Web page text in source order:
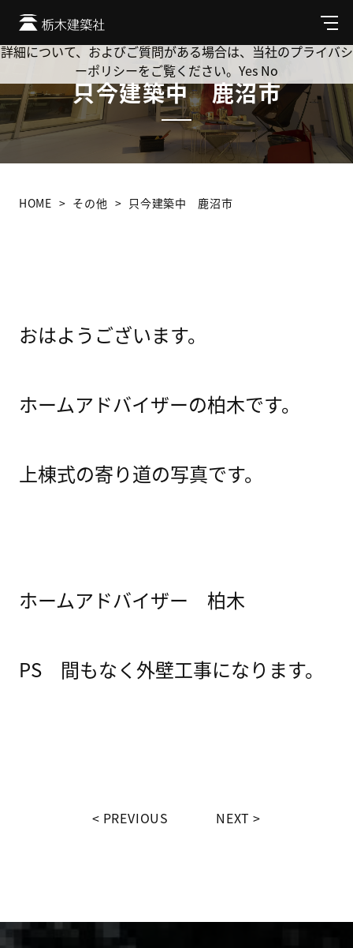
メ
ニ
ュ
只今建築中 鹿沼市
HOME その他 只今建築中 鹿沼市
おはようございます。
ホームアドバイザーの柏木です。
上棟式の寄り道の写真です。
ホームアドバイザー 柏木
PS 間もなく外壁工事になります。
PREVIOUS NEXT
Cookie を使用して、お客様の活動を追跡してもよろしいです
か? 当社ではお客様のプライバシーを極めて重視しています。
詳細について、およびご質問がある場合は、当社のプライバシ
ーポリシーをご覧ください。 Yes No